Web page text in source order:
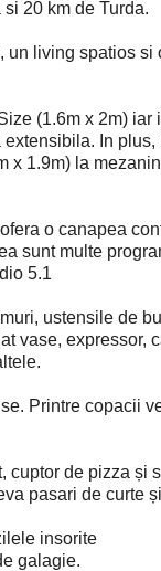
20 km de Turda.
un living spatios si
(1.6m x 2m) iar
In
x 1.9m) la
o canapea
sunt multe
5.1
ustensile de
vase, expressor,
Printre copacii
cuptor de pizza și
pasari de curte
insorite
galagie.